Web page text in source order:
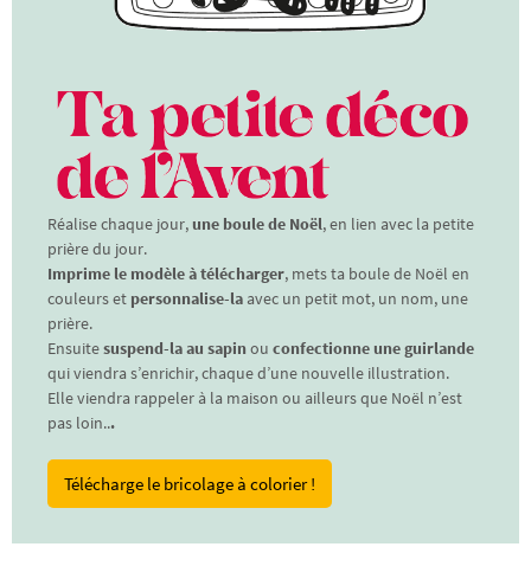
Réalise chaque jour, une boule de Noël, en lien avec la petite
prière du jour.
Imprime le modèle à télécharger, mets ta boule de Noël en
couleurs et personnalise-la avec un petit mot, un nom, une
prière.
Ensuitesuspend-la au sapinou confectionne une guirlande
qui viendra s’enrichir, chaque d’une nouvelle illustration.
Elle viendra rappeler à la maison ou ailleurs que Noël n’est
pas loin...
Télécharge le bricolage à colorier !